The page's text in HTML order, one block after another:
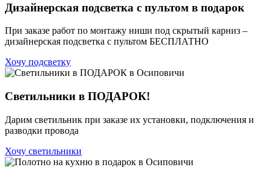
Дизайнерская подсветка с пультом в подарок
При заказе работ по монтажу ниши под скрытый карниз –
дизайнерская подсветка с пультом БЕСПЛАТНО
Хочу подсветку
Светильники в ПОДАРОК!
Дарим светильник при заказе их установки, подключения и
разводки провода
Хочу светильники